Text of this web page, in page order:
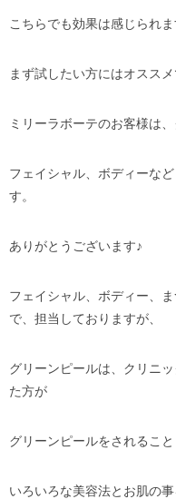
こちらでも効果は感じられ
まず試したい方にはオススメ
ミリーラボーテのお客様は
フェイシャル、ボディーな
す。
ありがとうございます♪
フェイシャル、ボディー、
で、担当しておりますが、
グリーンピールは、クリニ
た方が
グリーンピールをされること
いろいろな美容法とお肌の事